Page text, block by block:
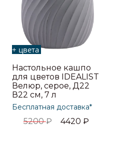
+ цвета
Настольное кашпо
для цветов IDEALIST
Велюр, серое, Д22
В22 см, 7 л
Бесплатная доставка*
5200₽ 4420 ₽